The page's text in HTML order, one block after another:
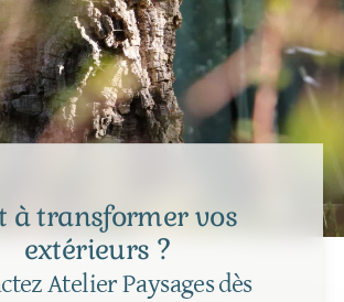
à transformer vos
extérieurs ?
Atelier Paysages dès